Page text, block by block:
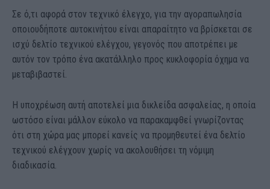
Σε ό,τι αφορά στον τεχνικό έλεγχο, για την αγοραπωλησία
οποιουδήποτε αυτοκινήτου είναι απαραίτητο να βρίσκεται σε
ισχύ δελτίο τεχνικού ελέγχου, γεγονός που αποτρέπει με
αυτόν τον τρόπο ένα ακατάλληλο προς κυκλοφορία όχημα να
μεταβιβαστεί.
Η υποχρέωση αυτή αποτελεί μια δικλείδα ασφαλείας, η οποία
ωστόσο είναι μάλλον εύκολο να παρακαμφθεί γνωρίζοντας
ότι στη χώρα μας μπορεί κανείς να προμηθευτεί ένα δελτίο
τεχνικού ελέγχουν χωρίς να ακολουθήσει τη νόμιμη
διαδικασία.